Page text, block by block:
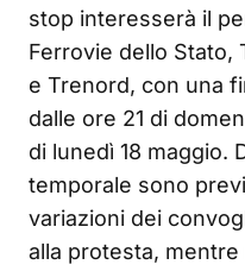
stop interesserà il
Ferrovie dello Stato,
e Trenord, con una
dalle ore 21 di
di lunedì 18 maggio.
temporale sono
variazioni dei
alla protesta,